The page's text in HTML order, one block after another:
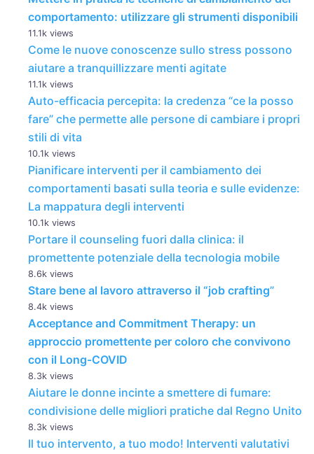
comportamento: utilizzare gli strumenti disponibili
11.1k views
Come le nuove conoscenze sullo stress possono
aiutare a tranquillizzare menti agitate
11.1k views
Auto-efficacia percepita: la credenza “ce la posso
fare” che permette alle persone di cambiare i propri
stili di vita
10.1k views
Pianificare interventi per il cambiamento dei
comportamenti basati sulla teoria e sulle evidenze:
La mappatura degli interventi
10.1k views
Portare il counseling fuori dalla clinica: il
promettente potenziale della tecnologia mobile
8.6k views
Stare bene al lavoro attraverso il “job crafting”
8.4k views
Acceptance and Commitment Therapy: un
approccio promettente per coloro che convivono
con il Long-COVID
8.3k views
Aiutare le donne incinte a smettere di fumare:
condivisione delle migliori pratiche dal Regno Unito
8.3k views
Il tuo intervento, a tuo modo! Interventi valutativi